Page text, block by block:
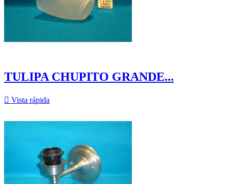
TULIPA CHUPITO GRANDE...
 Vista rápida